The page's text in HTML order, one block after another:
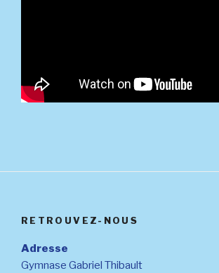
RETROUVEZ-NOUS
Adresse
Gymnase Gabriel Thibault